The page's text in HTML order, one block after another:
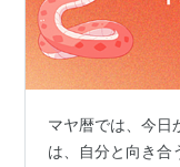
マヤ暦では、今日
は、自分と向き合